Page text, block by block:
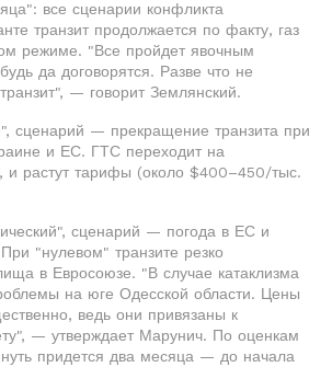
все сценарии конфликта
транзит продолжается по факту, газ
режиме. "Все пройдет явочным
да договорятся. Разве что не
— говорит Землянский.
сценарий — прекращение транзита при
и ЕС. ГТС переходит на
и растут тарифы (около $400–450/тыс.
сценарий — погода в ЕС и
"нулевом" транзите резко
в Евросоюзе. "В случае катаклизма
на юге Одесской области. Цены
ведь они привязаны к
— утверждает Марунич. По оценкам
придется два месяца — до начала